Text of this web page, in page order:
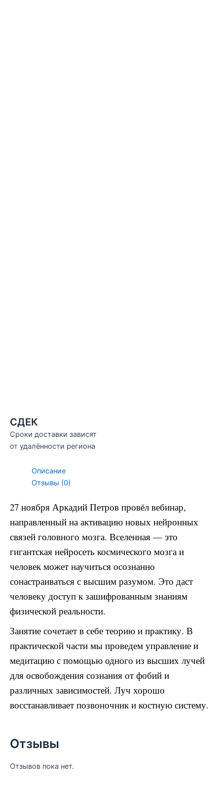
СДЕК
Сроки доставки зависят
от удалённости региона
Описание
Отзывы (0)
27 ноября Аркадий Петров провёл вебинар,
направленный на активацию новых нейронных
связей головного мозга. Вселенная — это
гигантская нейросеть космического мозга и
человек может научиться осознанно
сонастраиваться с высшим разумом. Это даст
человеку доступ к зашифрованным знаниям
физической реальности.
Занятие сочетает в себе теорию и практику. В
практической части мы проведем управление и
медитацию с помощью одного из высших лучей
для освобождения сознания от фобий и
различных зависимостей. Луч хорошо
восстанавливает позвоночник и костную систему.
Отзывы
Отзывов пока нет.